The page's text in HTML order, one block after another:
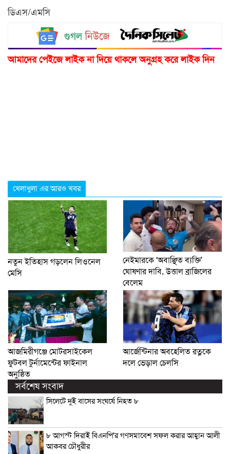
ডিএস/এমসি
আমাদের পেইজে লাইক না দিয়ে থাকলে অনুগ্রহ করে লাইক দিন
খেলাধুলা এর আরও খবর
নতুন ইতিহাস গড়লেন লিওনেল
মেসি
নেইমারকে ‘অবাঞ্ছিত ব্যক্তি’
ঘোষণার দাবি, উত্তাল ব্রাজিলের
বেলেম
আজমিরীগঞ্জে মোটরসাইকেল
ফুটবল টুর্নামেন্টের ফাইনাল
অনুষ্ঠিত
আর্জেন্টিনার অবহেলিত রত্নকে
দলে ভেড়াল চেলসি
সর্বশেষ সংবাদ
সিলেটে দুই বাসের সংঘর্ষে নিহত ৮
৮ আগস্ট দিরাই বিএনপি’র গণসমাবেশ সফল করার আহ্বান আলী
আকবর চৌধুরীর